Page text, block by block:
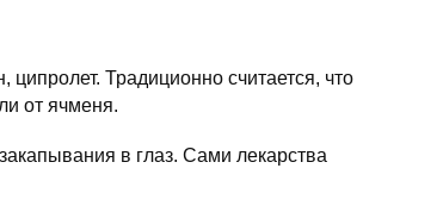
Традиционно считается, что
от ячменя.
в глаз. Сами лекарства